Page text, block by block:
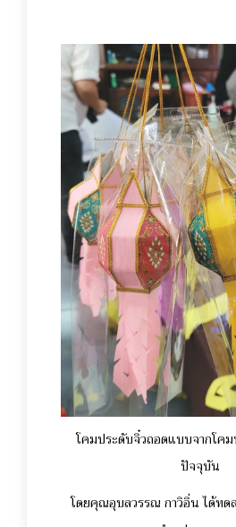
โคมประดับจิ๋วถอดแบบจากโค
ปัจจุบัน
โดยคุณอุบลวรรณ กาวิอิ่น ได้ทด